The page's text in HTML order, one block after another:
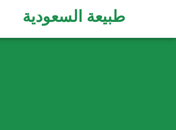
طبيعة السعودية